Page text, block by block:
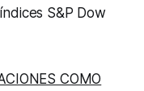
S&P Dow
COMO